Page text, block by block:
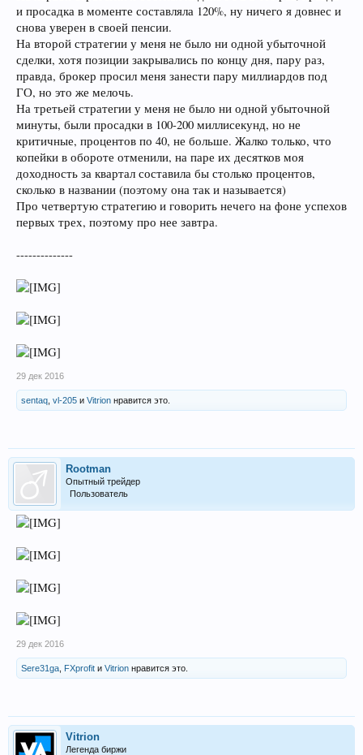
и просадка в моменте составляла 120%, ну ничего я довнес и
снова уверен в своей пенсии.
На второй стратегии у меня не было ни одной убыточной
сделки, хотя позиции закрывались по концу дня, пару раз,
правда, брокер просил меня занести пару миллиардов под
ГО, но это же мелочь.
На третьей стратегии у меня не было ни одной убыточной
минуты, были просадки в 100-200 миллисекунд, но не
критичные, процентов по 40, не больше. Жалко только, что
копейки в обороте отменили, на паре их десятков моя
доходность за квартал составила бы столько процентов,
сколько в названии (поэтому она так и называется)
Про четвертую стратегию и говорить нечего на фоне успехов
первых трех, поэтому про нее завтра.
--------------
29 дек 2016
sentaq vl-205 и Vitrion нравится это.
Rootman
Опытный трейдер
Пользователь
29 дек 2016
Sere31ga FXprofit и Vitrion нравится это.
Vitrion
Легенда биржи